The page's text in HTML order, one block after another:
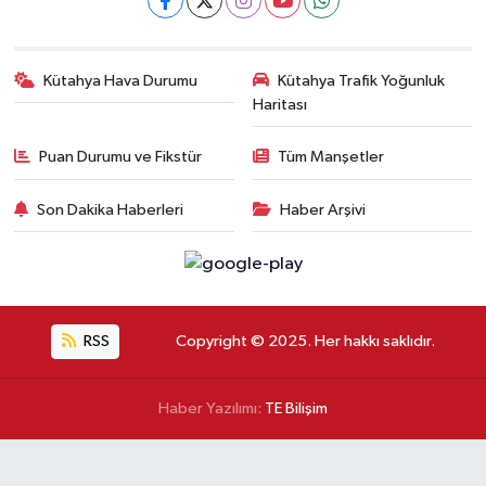
Kütahya Hava Durumu
Kütahya Trafik Yoğunluk
Haritası
Puan Durumu ve Fikstür Tüm Manşetler
Son Dakika Haberleri Haber Arşivi
RSS Copyright © 2025. Her hakkı saklıdır.
Haber Yazılımı: TE Bilişim